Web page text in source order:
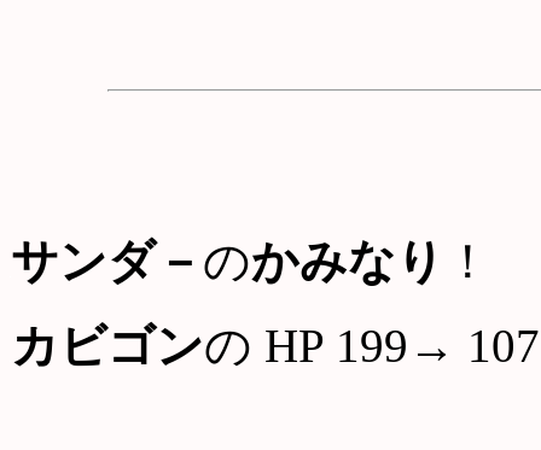
サンダ－ のかみなり
！
カビゴンの HP 199→ 107